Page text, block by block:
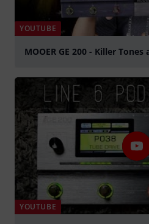
YOUTUBE
MOOER GE 200 - Killer
YOUTUBE